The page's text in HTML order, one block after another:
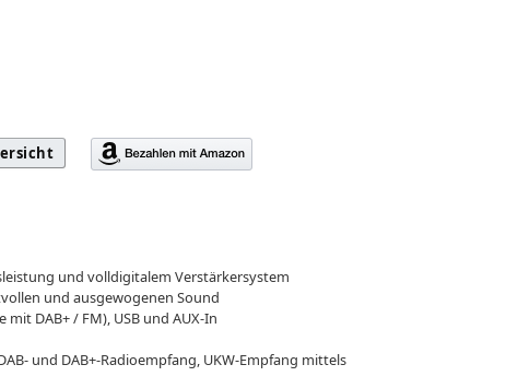
und volldigitalem Verstärkersystem
und ausgewogenen Sound
DAB+ / FM), USB und AUX-In
und DAB+-Radioempfang, UKW-Empfang mittels